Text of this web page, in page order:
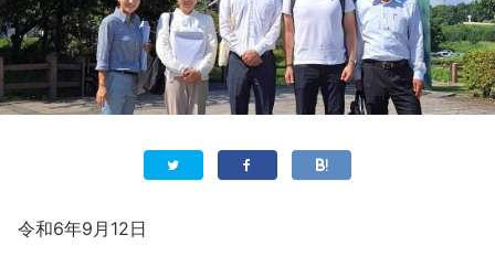
令和6年9月12日